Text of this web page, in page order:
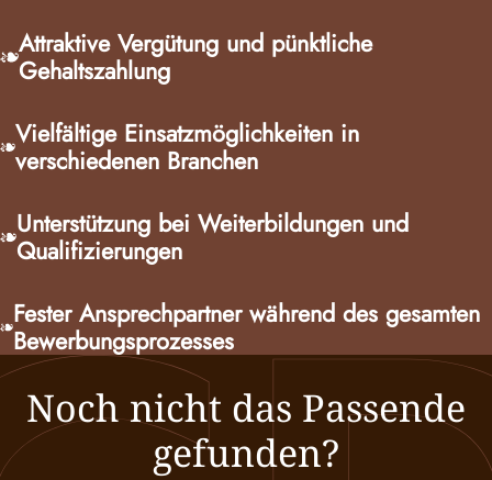
Attraktive Vergütung und pünktliche
Gehaltszahlung
Vielfältige Einsatzmöglichkeiten in
verschiedenen Branchen
Unterstützung bei Weiterbildungen und
Qualifizierungen
Fester Ansprechpartner während des gesamten
Bewerbungsprozesses
Noch nicht das Passende
gefunden?